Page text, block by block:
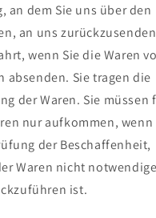
an dem Sie uns über den
an uns zurückzusenden
wenn Sie die Waren
absenden. Sie tragen die
der Waren. Sie müssen
nur aufkommen, wenn
der Beschaffenheit,
Waren nicht
ist.